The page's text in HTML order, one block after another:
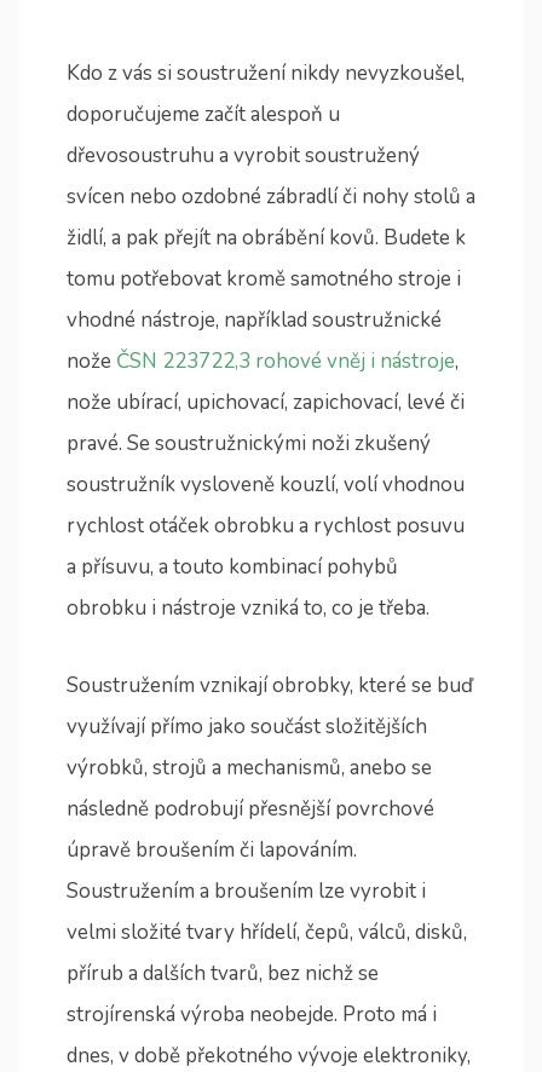
Kdo z vás si soustružení nikdy nevyzkoušel,
doporučujeme začít alespoň u
dřevosoustruhu a vyrobit soustružený
svícen nebo ozdobné zábradlí či nohy stolů a
židlí, a pak přejít na obrábění kovů. Budete k
tomu potřebovat kromě samotného stroje i
vhodné nástroje, například soustružnické
nože ČSN 223722,3 rohové vněj i nástroje,
nože ubírací, upichovací, zapichovací, levé či
pravé. Se soustružnickými noži zkušený
soustružník vysloveně kouzlí, volí vhodnou
rychlost otáček obrobku a rychlost posuvu
a přísuvu, a touto kombinací pohybů
obrobku i nástroje vzniká to, co je třeba.
Soustružením vznikají obrobky, které se buď
využívají přímo jako součást složitějších
výrobků, strojů a mechanismů, anebo se
následně podrobují přesnější povrchové
úpravě broušením či lapováním.
Soustružením a broušením lze vyrobit i
velmi složité tvary hřídelí, čepů, válců, disků,
přírub a dalších tvarů, bez nichž se
strojírenská výroba neobejde. Proto má i
dnes, v době překotného vývoje elektroniky,